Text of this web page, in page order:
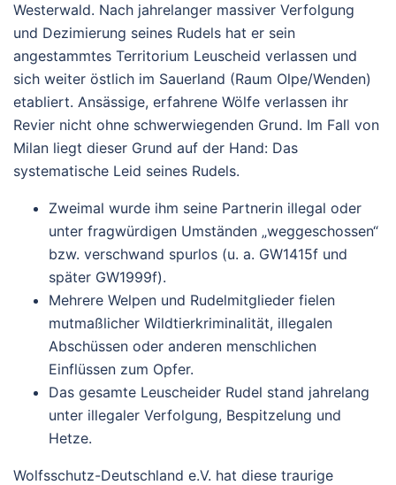
Westerwald. Nach jahrelanger massiver Verfolgung
und Dezimierung seines Rudels hat er sein
angestammtes Territorium Leuscheid verlassen und
sich weiter östlich im Sauerland (Raum Olpe/Wenden)
etabliert. Ansässige, erfahrene Wölfe verlassen ihr
Revier nicht ohne schwerwiegenden Grund. Im Fall von
Milan liegt dieser Grund auf der Hand: Das
systematische Leid seines Rudels.
Zweimal wurde ihm seine Partnerin illegal oder
unter fragwürdigen Umständen „weggeschossen“
bzw. verschwand spurlos (u. a. GW1415f und
später GW1999f).
Mehrere Welpen und Rudelmitglieder fielen
mutmaßlicher Wildtierkriminalität, illegalen
Abschüssen oder anderen menschlichen
Einflüssen zum Opfer.
Das gesamte Leuscheider Rudel stand jahrelang
unter illegaler Verfolgung, Bespitzelung und
Hetze.
Wolfsschutz-Deutschland e.V. hat diese traurige